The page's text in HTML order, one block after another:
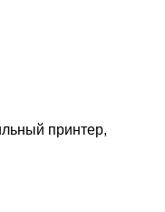
принтер,